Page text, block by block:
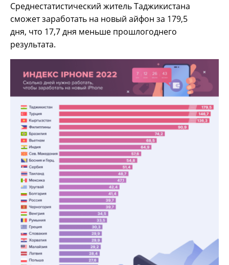
Среднестатистический житель Таджикистана
сможет заработать на новый айфон за 179,5
дня, что 17,7 дня меньше прошлогоднего
результата.